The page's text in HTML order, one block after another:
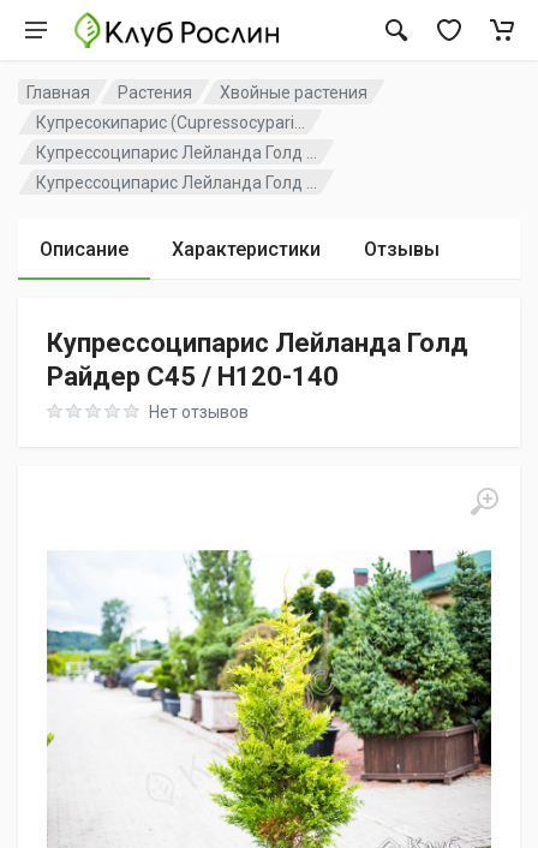
Главная Растения
Хвойные растения
Купресокипарис (Cupressocypari...
Купрессоципарис Лейланда Голд ...
Купрессоципарис Лейланда Голд ...
Описание Характеристики Отзывы
Купрессоципарис Лейланда Голд
Райдер C45 / H120-140
Rating: 0 out of 5Нет отзывов